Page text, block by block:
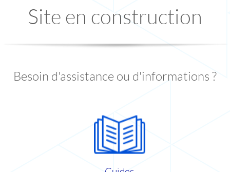
Site en construction
Besoin d'assistance ou d'informations ?